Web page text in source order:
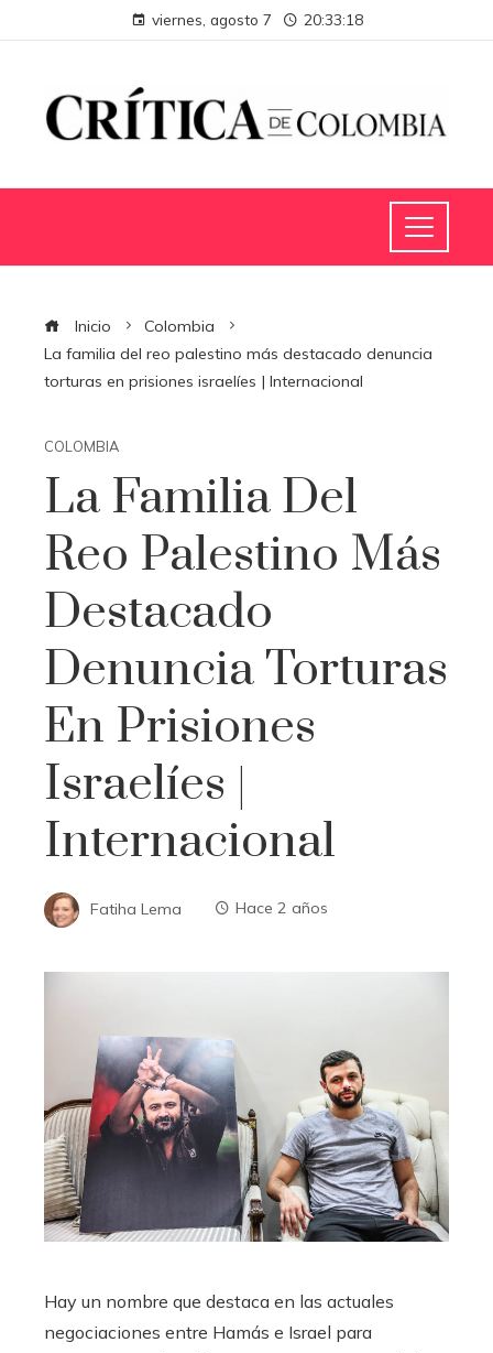
viernes, agosto 7 20:33:19
Inicio
Colombia
La familia del reo palestino más destacado denuncia
torturas en prisiones israelíes | Internacional
COLOMBIA
La Familia Del
Reo Palestino Más
Destacado
Denuncia Torturas
En Prisiones
Israelíes |
Internacional
Fatiha Lema Hace 2 años
Hay un nombre que destaca en las actuales
negociaciones entre Hamás e Israel para